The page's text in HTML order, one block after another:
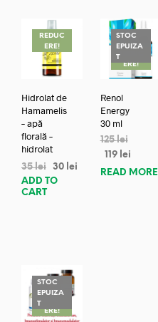
REDUC
ERE!
Hidrolat de
Hamamelis
– apă
florală –
hidrolat
35lei 30 lei
ADD TO
CART
STOC
EPUIZA
TREDUC
ERE!
Renol
Energy
30 ml
125lei
119 lei
READ MORE
STOC
EPUIZA
TREDUC
ERE!